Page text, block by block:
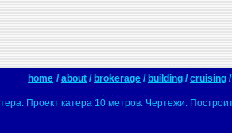
home /about / brokerage / building /cruising
Проект катера 10 метров. Чертежи.